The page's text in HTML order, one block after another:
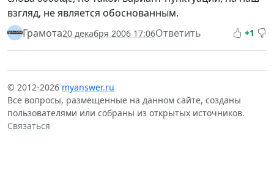
взгляд, не является обоснованным.
Грамота20 декабря 2006 17:06Ответить +1
© 2012-2026 myanswer.ru
Все вопросы, размещенные на данном сайте, созданы
пользователями или собраны из открытых источников.
Связаться